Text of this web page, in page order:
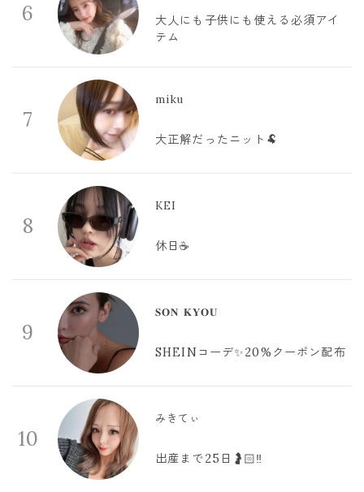
6
大人にも子供にも使える必須アイ
テム
7
miku
大正解だったニット🐏
8
KEI
休日☕️
9
𝐒𝐎𝐍 𝐊𝐘𝐎𝐔
SHEINコーデ✨20%クーポン配布
10
みきてぃ
出産まで25日🤰🏻‼️